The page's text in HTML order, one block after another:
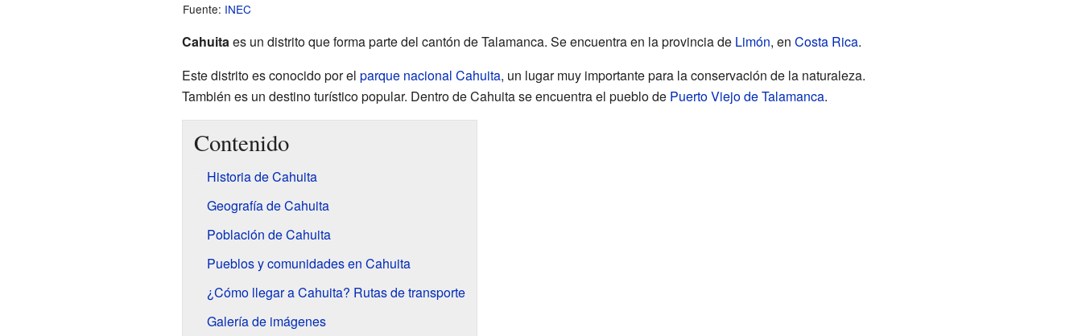
Fuente: INEC
Cahuita es un distrito que forma parte del cantón de Talamanca. Se encuentra en la provincia de Limón, en Costa Rica.
Este distrito es conocido por el parque nacional Cahuita, un lugar muy importante para la conservación de la naturaleza.
También es un destino turístico popular. Dentro de Cahuita se encuentra el pueblo de Puerto Viejo de Talamanca.
Contenido
Historia de Cahuita
Geografía de Cahuita
Población de Cahuita
Pueblos y comunidades en Cahuita
¿Cómo llegar a Cahuita? Rutas de transporte
Galería de imágenes